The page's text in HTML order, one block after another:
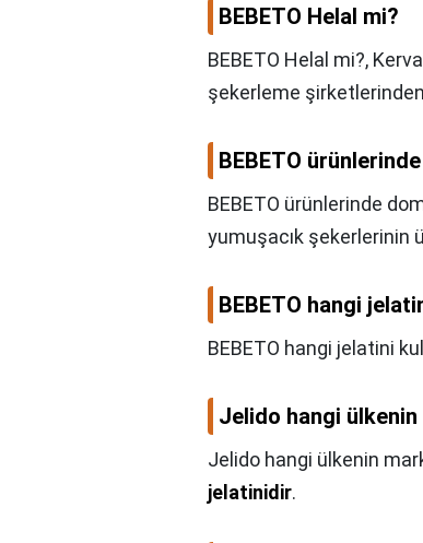
BEBETO Helal mi?
BEBETO Helal mi?,
şekerleme
BEBETO
BEBETO ürünlerinde
yumuşacık şekerlerinin
BEBETO hangi
BEBETO hangi jelatini
Jelido hangi ülkenin
Jelido hangi ülkenin
jelatinidir.